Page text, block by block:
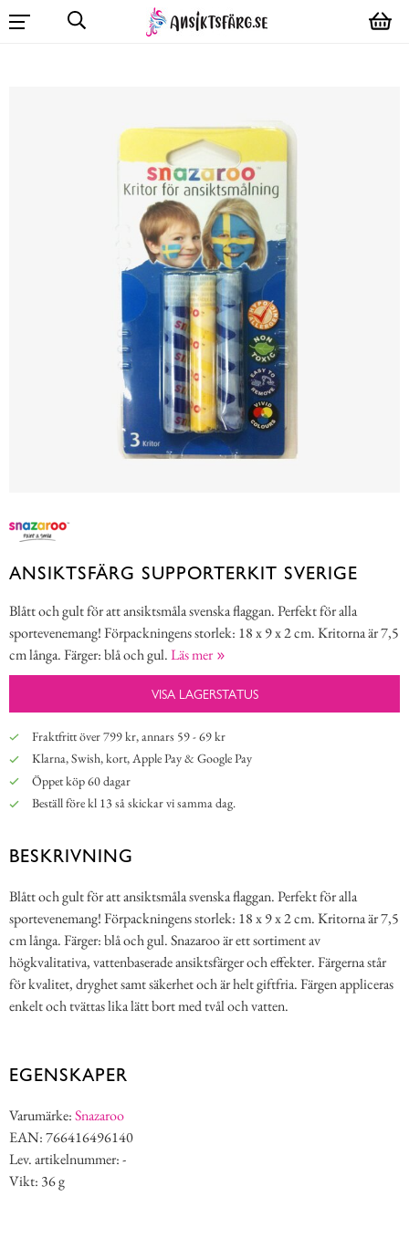
ANSIKTSFÄRG SUPPORTERKIT SVERIGE
Blått och gult för att ansiktsmåla svenska flaggan. Perfekt för alla
sportevenemang! Förpackningens storlek: 18 x 9 x 2 cm. Kritorna är 7,5
cm långa. Färger: blå och gul.Läs mer
VISA LAGERSTATUS
Fraktfritt över 799 kr, annars 59 - 69 kr
Klarna, Swish, kort, Apple Pay & Google Pay
Öppet köp 60 dagar
Beställ före kl 13 så skickar vi samma dag.
BESKRIVNING
Blått och gult för att ansiktsmåla svenska flaggan. Perfekt för alla
sportevenemang! Förpackningens storlek: 18 x 9 x 2 cm. Kritorna är 7,5
cm långa. Färger: blå och gul. Snazaroo är ett sortiment av
högkvalitativa, vattenbaserade ansiktsfärger och effekter. Färgerna står
för kvalitet, dryghet samt säkerhet och är helt giftfria. Färgen appliceras
enkelt och tvättas lika lätt bort med tvål och vatten.
EGENSKAPER
Varumärke:Snazaroo
EAN: 766416496140
Lev. artikelnummer: -
Vikt: 36 g